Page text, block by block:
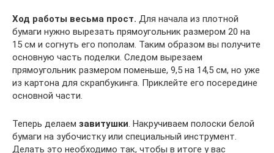
Ход работы весьма прост. Для начала из плотной
бумаги нужно вырезать прямоугольник размером 20 на
15 см и согнуть его пополам. Таким образом вы получите
основную часть поделки. Следом вырезаем
прямоугольник размером поменьше, 9,5 на 14,5 см, но уже
из картона для скрапбукинга. Приклейте его посередине
основной части.
Теперь делаем завитушки. Накручиваем полоски белой
бумаги на зубочистку или специальный инструмент.
Делать это необходимо так, чтобы в итоге у вас